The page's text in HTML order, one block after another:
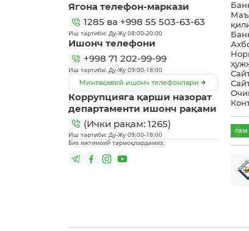
Ягона телефон-маркази
1285 ва +998 55 503-63-63
Иш тартиби: Ду-Жу 08:00-20:00
Ишонч телефони
+998 71 202-99-99
Иш тартиби: Ду-Жу 09:00-18:00
Минтақавий ишонч телефонлари
Коррупцияга қарши назорат
департаменти ишонч рақами
(Ички рақам: 1265)
Иш тартиби: Ду-Жу 09:00-18:00
Биз ижтимоий тармоқлардамиз: